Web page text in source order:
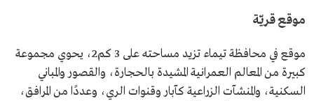
موقع قريّة
موقع في محافظة تيماء تزيد مساحته على 3 كم2، يحوي مجموعة
كبيرة من المعالم العمرانية المشيدة بالحجارة، والقصور والمباني
السكنية، والمنشآت الزراعية كآبار وقنوات الري، وعددًا من المرافق،